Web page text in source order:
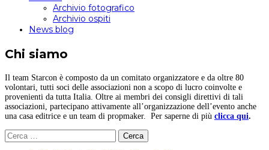
Archivio fotografico
Archivio ospiti
News blog
Chi siamo
Il team Starcon è composto da un comitato organizzatore e da oltre 80
volontari, tutti soci delle associazioni non a scopo di lucro coinvolte e
provenienti da tutta Italia. Oltre ai membri dei consigli direttivi di tali
associazioni, partecipano attivamente all’organizzazione dell’evento anche
una casa editrice e un team di propmaker. Per saperne di più clicca qui.
Ricerca
per: